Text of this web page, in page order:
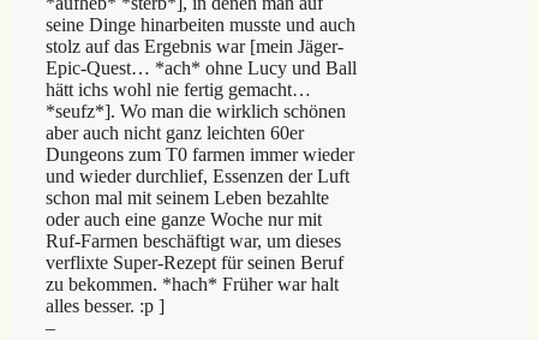
seine Dinge hinarbeiten musste und auch
stolz auf das Ergebnis war [mein Jäger-
Epic-Quest… *ach* ohne Lucy und Ball
hätt ichs wohl nie fertig gemacht…
*seufz*]. Wo man die wirklich schönen
aber auch nicht ganz leichten 60er
Dungeons zum T0 farmen immer wieder
und wieder durchlief, Essenzen der Luft
schon mal mit seinem Leben bezahlte
oder auch eine ganze Woche nur mit
Ruf-Farmen beschäftigt war, um dieses
verflixte Super-Rezept für seinen Beruf
zu bekommen. *hach* Früher war halt
alles besser. :p ]
–